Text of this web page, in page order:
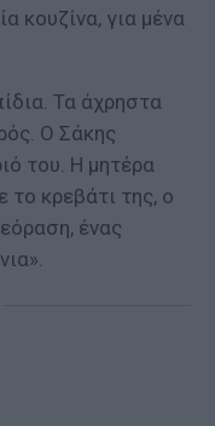
κουζίνα, για μένα
Τα άχρηστα
Ο Σάκης
του. Η μητέρα
το κρεβάτι της, ο
ένας